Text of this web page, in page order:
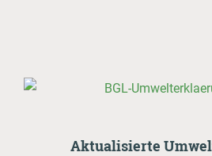
Aktualisierte